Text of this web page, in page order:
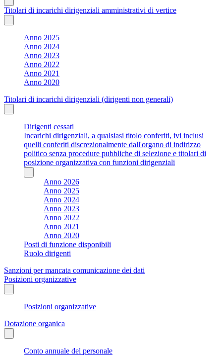
Titolari di incarichi dirigenziali amministrativi di vertice
Anno 2025
Anno 2024
Anno 2023
Anno 2022
Anno 2021
Anno 2020
Titolari di incarichi dirigenziali (dirigenti non generali)
Dirigenti cessati
Incarichi dirigenziali, a qualsiasi titolo conferiti, ivi inclusi
quelli conferiti discrezionalmente dall'organo di indirizzo
politico senza procedure pubbliche di selezione e titolari di
posizione organizzativa con funzioni dirigenziali
Anno 2026
Anno 2025
Anno 2024
Anno 2023
Anno 2022
Anno 2021
Anno 2020
Posti di funzione disponibili
Ruolo dirigenti
Sanzioni per mancata comunicazione dei dati
Posizioni organizzative
Posizioni organizzative
Dotazione organica
Conto annuale del personale